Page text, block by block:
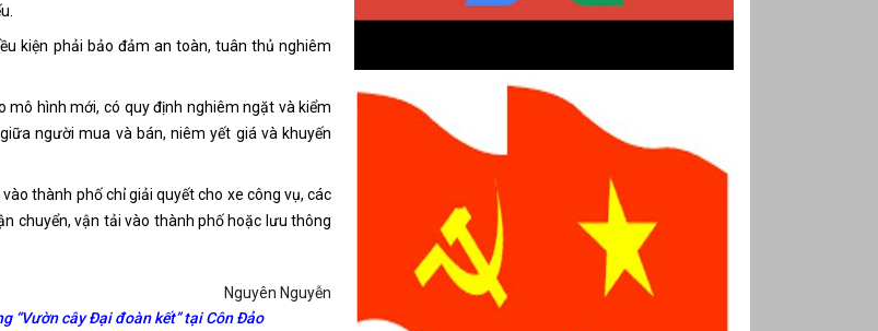
kiện phải bảo đảm an toàn, tuân thủ nghiêm
hình mới, có quy định nghiêm ngặt và kiểm
người mua và bán, niêm yết giá và khuyến
thành phố chỉ giải quyết cho xe công vụ, các
chuyển, vận tải vào thành phố hoặc lưu thông
Nguyên Nguyễn
“Vườn cây Đại đoàn kết” tại Côn Đảo